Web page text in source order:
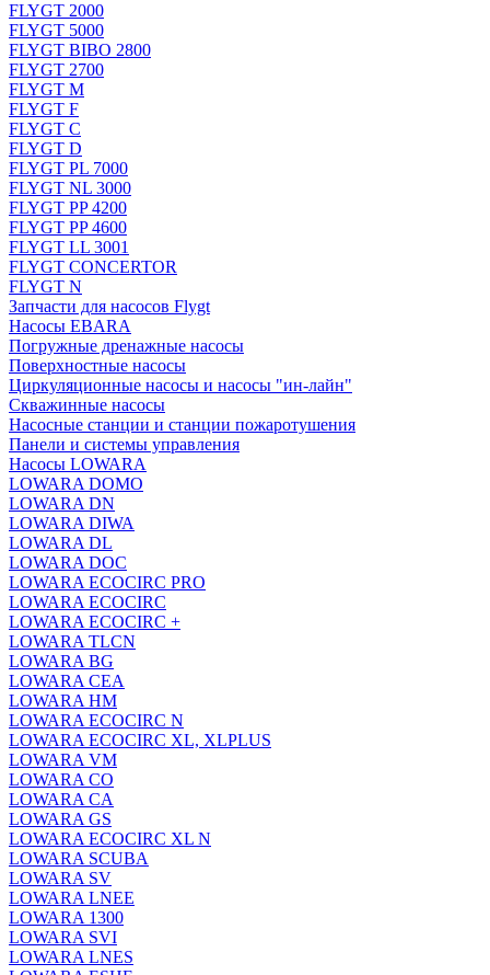
FLYGT 2000
FLYGT 5000
FLYGT BIBO 2800
FLYGT 2700
FLYGT M
FLYGT F
FLYGT C
FLYGT D
FLYGT PL 7000
FLYGT NL 3000
FLYGT PP 4200
FLYGT PP 4600
FLYGT LL 3001
FLYGT CONCERTOR
FLYGT N
Запчасти для насосов Flygt
Насосы EBARA
Погружные дренажные насосы
Поверхностные насосы
Циркуляционные насосы и насосы "ин-лайн"
Скважинные насосы
Насосные станции и станции пожаротушения
Панели и системы управления
Насосы LOWARA
LOWARA DOMO
LOWARA DN
LOWARA DIWA
LOWARA DL
LOWARA DOC
LOWARA ECOCIRC PRO
LOWARA ECOCIRC
LOWARA ECOCIRC +
LOWARA TLCN
LOWARA BG
LOWARA CEA
LOWARA HM
LOWARA ECOCIRC N
LOWARA ECOCIRC XL, XLPLUS
LOWARA VM
LOWARA CO
LOWARA CA
LOWARA GS
LOWARA ECOCIRC XL N
LOWARA SCUBA
LOWARA SV
LOWARA LNEE
LOWARA 1300
LOWARA SVI
LOWARA LNES